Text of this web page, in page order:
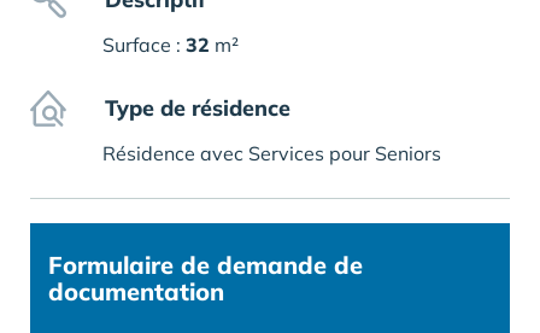
Surface : 32 m²
Type de résidence
Résidence avec Services pour Seniors
Formulaire de demande de
documentation